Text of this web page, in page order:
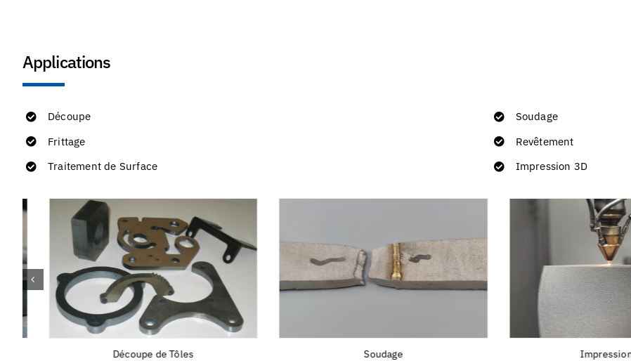
Applications
Découpe
Frittage
Traitement de Surface
Soudage
Revêtement
Impression 3D
Découpe de Tôles Soudage Impression 3D